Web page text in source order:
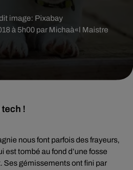
à 5h00 par Michaà«l Maistre
image: Pixabay
!
nous font parfois des frayeurs,
est tombé au fond d’une fosse
Ses gémissements ont fini par